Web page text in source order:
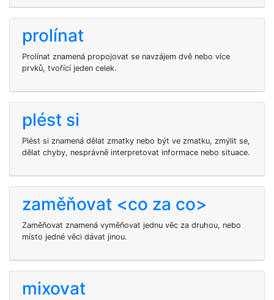
prolínat
Prolínat znamená propojovat se navzájem dvě nebo více
prvků, tvořící jeden celek.
plést si
Plést si znamená dělat zmatky nebo být ve zmatku, zmýlit se,
dělat chyby, nesprávně interpretovat informace nebo situace.
zaměňovat <co za co>
Zaměňovat znamená vyměňovat jednu věc za druhou, nebo
místo jedné věci dávat jinou.
mixovat